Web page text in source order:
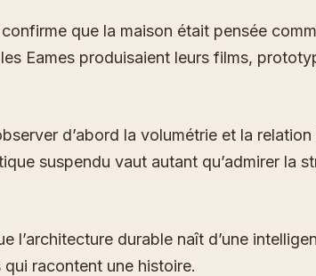
que la maison était pensée
les Eames produisaient leurs films,
d’abord la volumétrie et la
suspendu vaut autant qu’admirer
l’architecture durable naît d’une
racontent une histoire.